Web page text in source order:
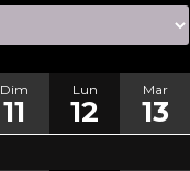
Dim
11
Lun
12
Mar
13